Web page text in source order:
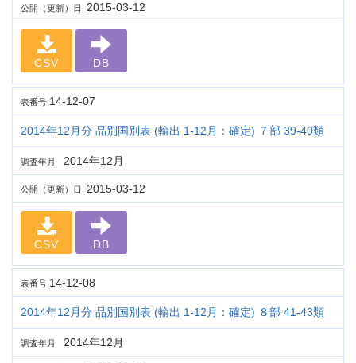
公開（更新）日 2015-03-12
CSV DB
表番号 14-12-07
2014年12月分 品別国別表 (輸出 1-12月：確定) ７部 39-40類
調査年月 2014年12月
公開（更新）日 2015-03-12
CSV DB
表番号 14-12-08
2014年12月分 品別国別表 (輸出 1-12月：確定) ８部 41-43類
調査年月 2014年12月